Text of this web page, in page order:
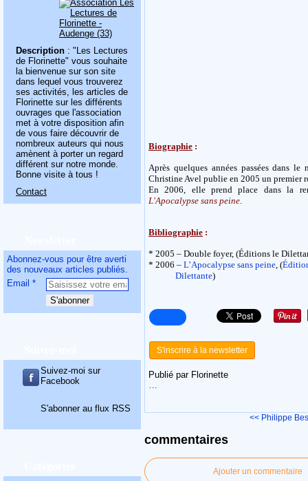
Description : "Les Lectures
de Florinette" vous souhaite
la bienvenue sur son site
dans lequel vous trouverez
ses activités, les articles de
Florinette sur les différents
ouvrages que l'association
met à votre disposition afin
de vous faire découvrir de
nombreux auteurs qui nous
amènent à porter un regard
différent sur notre monde.
Bonne visite à tous !
Contact
Abonnez-vous pour être averti
des nouveaux articles publiés.
Email
Suivez-moi sur
Facebook
S'abonner au flux RSS
Biographie :
Après quelques années passées dans
Christine Avel publie en 2005 un premier
En 2006, elle prend place dans la
L'Apocalypse sans peine.
Bibliographie :
* 2005 – Double foyer, (Éditions le
* 2006 – L’Apocalypse sans peine, (
Dilettante)
S'inscrire à la newsletter
Publié par Florinette
…
<< Philippe
commentaires
Ajouter un commentaire